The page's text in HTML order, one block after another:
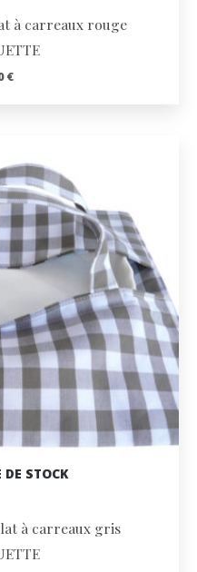
à carreaux rouge
€
DE STOCK
à carreaux gris